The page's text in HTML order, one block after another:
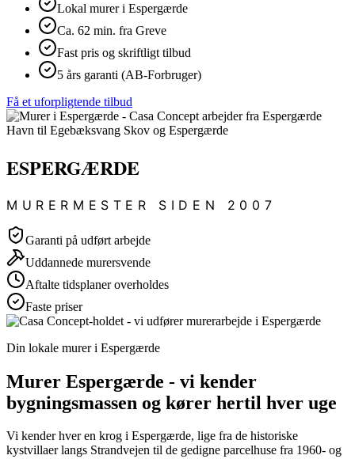
Lokal murer i Espergærde
Ca. 62 min. fra Greve
Fast pris og skriftligt tilbud
5 års garanti (AB-Forbruger)
Få et uforpligtende tilbud
ESPERGÆRDE
MURERMESTER SIDEN 2007
Garanti på udført arbejde
Uddannede murersvende
Aftalte tidsplaner overholdes
Faste priser
Din lokale murer i Espergærde
Murer Espergærde - vi kender
bygningsmassen og kører hertil hver uge
Vi kender hver en krog i Espergærde, lige fra de historiske
kystvillaer langs Strandvejen til de gedigne parcelhuse fra 1960- og